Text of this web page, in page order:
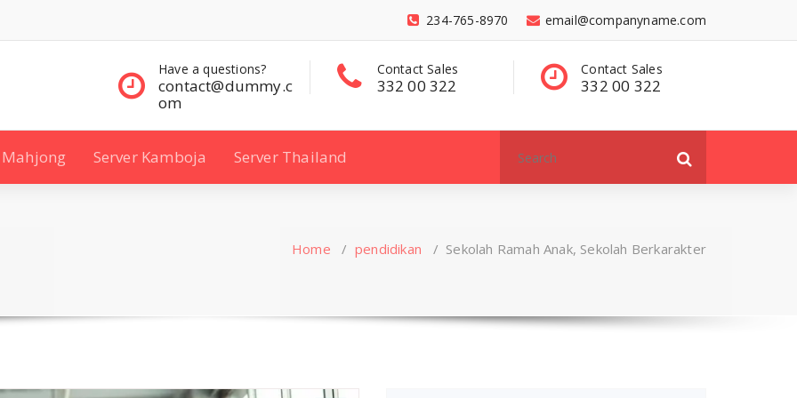
email@companyname.com
234-765-8970
Contact Sales
332 00 322
Contact Sales
332 00 322
Have a questions?
contact@dummy
Mahjong Server Kamboja Server Thailand
for:
Home / pendidikan / Sekolah Ramah Anak, Sekolah Berkarakter